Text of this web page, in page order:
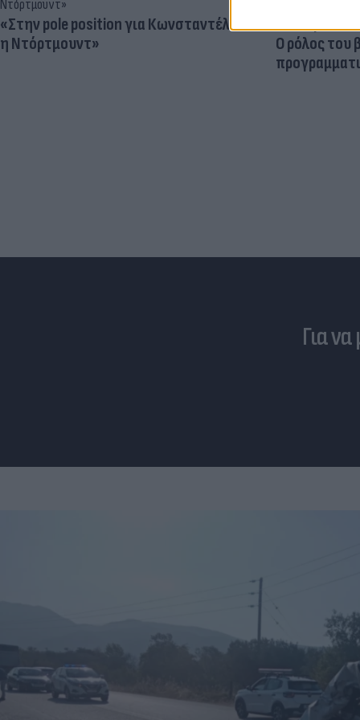
«Στην pole position για Κωνσταντέλια
η Ντόρτμουντ»
Γιατί
Ο ρόλος του
Για